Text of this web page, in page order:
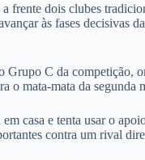
frente dois clubes
às fases decisivas
Grupo C da competição,
o mata-mata da segunda
casa e tenta usar o
contra um rival